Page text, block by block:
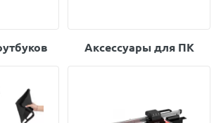
Аксессуары для ПК